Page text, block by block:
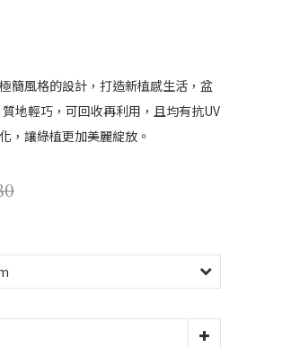
簡風格的設計，打造新植感生活，盆
地輕巧，可回收再利用，且均有抗UV
，讓綠植更加美麗綻放。